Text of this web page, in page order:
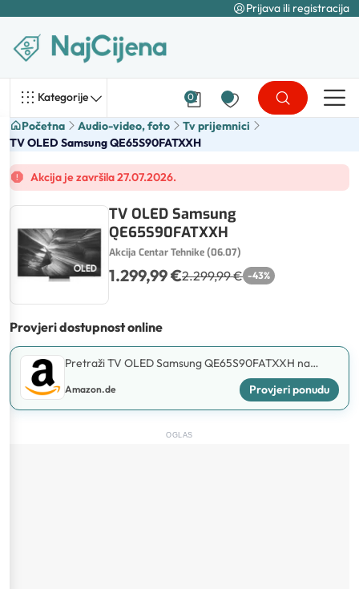
Prijava ili registracija
Kategorije 0
Početna Audio-video, foto
Tv prijemnici
TV OLED Samsung QE65S90FATXXH
Akcija je završila 27.07.2026.
TV OLED Samsung
QE65S90FATXXH
Akcija Centar Tehnike (06.07)
1.299,99 €2.299,99 € -43%
Provjeri dostupnost online
Pretraži TV OLED Samsung QE65S90FATXXH na
Amazon.de Provjeri ponudu
OGLAS